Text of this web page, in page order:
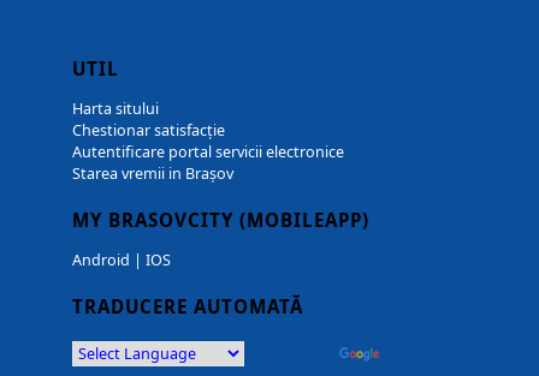
UTIL
Harta sitului
Chestionar satisfacție
Autentificare portal servicii electronice
Starea vremii in Brașov
MY BRASOVCITY (MOBILEAPP)
Android | IOS
TRADUCERE AUTOMATĂ